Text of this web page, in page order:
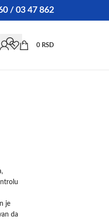
/ 03 47 862
0 RSD
je
da